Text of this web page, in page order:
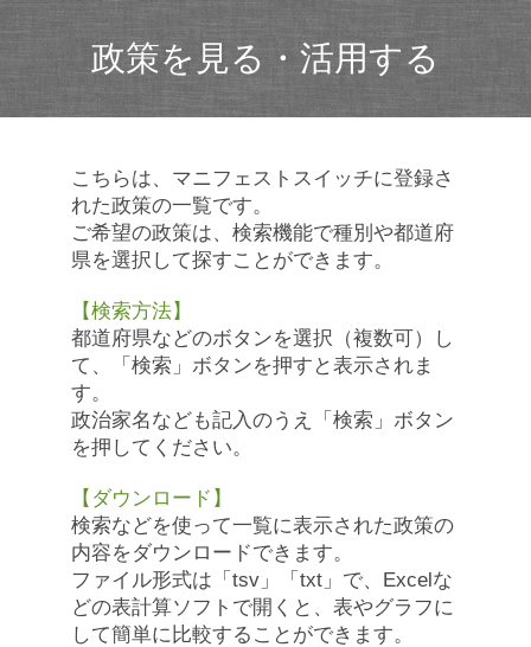
政策を見る・活用する
こちらは、マニフェストスイッチに登録さ
れた政策の一覧です。
ご希望の政策は、検索機能で種別や都道府
県を選択して探すことができます。
【検索方法】
都道府県などのボタンを選択（複数可）し
て、「検索」ボタンを押すと表示されま
す。
政治家名なども記入のうえ「検索」ボタン
を押してください。
【ダウンロード】
検索などを使って一覧に表示された政策の
内容をダウンロードできます。
ファイル形式は「tsv」「txt」で、Excelな
どの表計算ソフトで開くと、表やグラフに
して簡単に比較することができます。